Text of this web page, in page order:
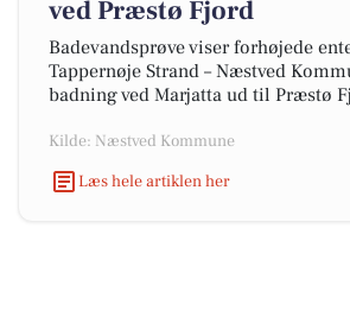
ved Præstø Fjord
Badevandsprøve viser forhøjede
Tappernøje Strand – Næstved
badning ved Marjatta ud til Præstø
Kilde: Næstved Kommune
Læs hele artiklen her